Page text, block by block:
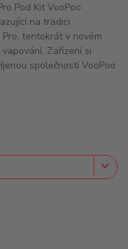
Pod Kit VooPoo
na tradici
tentokrát v novém
Zařízení si
společností VooPoo